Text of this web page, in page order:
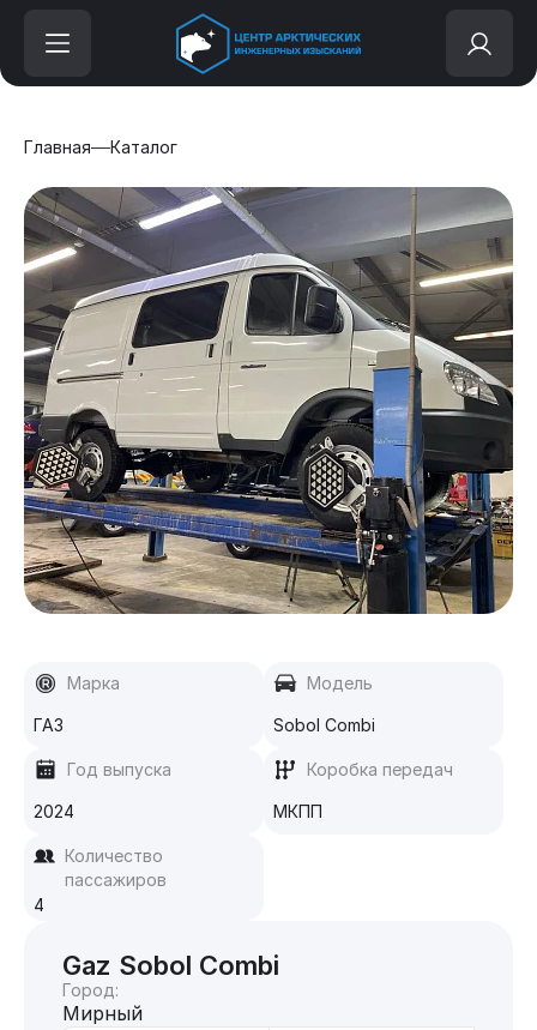
Главная Каталог
Марка
ГАЗ
Модель
Sobol Combi
Год выпуска
2024
Коробка передач
МКПП
Количество
пассажиров
4
Gaz Sobol Combi
Город:
Мирный